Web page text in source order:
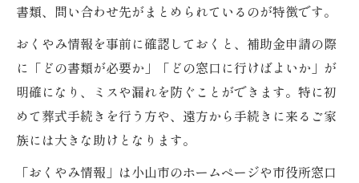
書類、問い合わせ先がまとめられているのが特徴です。
おくやみ情報を事前に確認しておくと、補助金申請の際
に「どの書類が必要か」「どの窓口に行けばよいか」が
明確になり、ミスや漏れを防ぐことができます。特に初
めて葬式手続きを行う方や、遠方から手続きに来るご家
族には大きな助けとなります。
「おくやみ情報」は小山市のホームページや市役所窓口